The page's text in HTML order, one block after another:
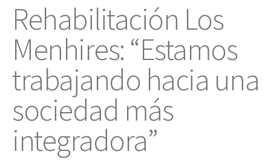
Rehabilitación Los
Menhires: “Estamos
trabajando hacia una
sociedad más
integradora”